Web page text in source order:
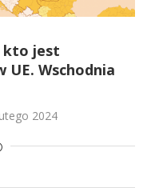
kto jest
UE. Wschodnia
2024